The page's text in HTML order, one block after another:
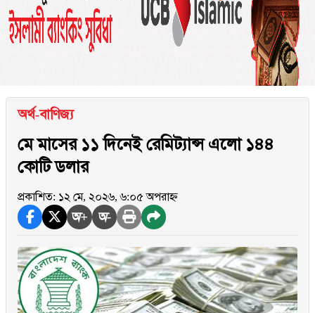
অর্থ-বাণিজ্য
মে মাসের ১১ দিনেই রেমিট্যান্স এলো ১৪৪
কোটি ডলার
প্রকাশিত: ১২ মে, ২০২৬, ৬:০৫ অপরাহ্ন
অ+ অ-